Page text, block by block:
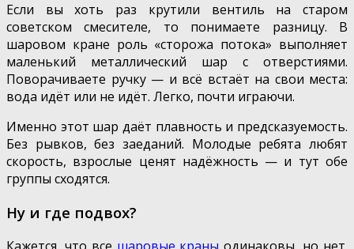
Если вы хоть раз крутили вентиль на старом
советском смесителе, то понимаете разницу. В
шаровом кране роль «сторожа потока» выполняет
маленький металлический шар с отверстиями.
Поворачиваете ручку — и всё встаёт на свои места:
вода идёт или не идёт. Легко, почти играючи.
Именно этот шар даёт плавность и предсказуемость.
Без рывков, без заеданий. Молодые ребята любят
скорость, взрослые ценят надёжность — и тут обе
группы сходятся.
Ну и где подвох?